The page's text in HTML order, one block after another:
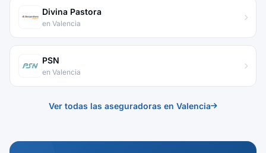
Divina Pastora
en Valencia
PSN
en Valencia
Ver todas las aseguradoras en Valencia